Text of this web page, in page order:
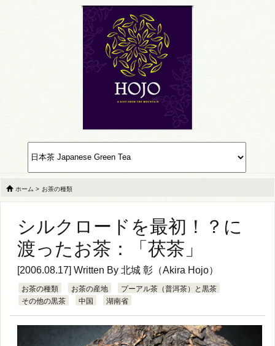
ホーム > お茶の種類
シルクロードを最初！？に
渡ったお茶：「茯茶」
[2006.08.17] Written By 北城 彰（Akira Hojo）
お茶の種類 お茶の産地
プーアル茶（普洱茶）と黒茶
その他の黒茶
中国 湖南省